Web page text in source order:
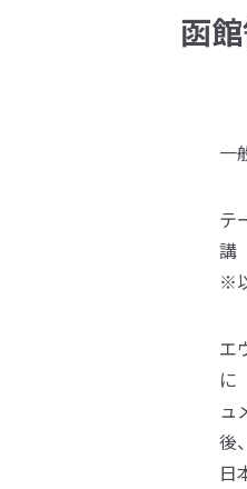
はこだてベリョースカクラブ
函
一
テ
講
※
エ
ュ
後
日